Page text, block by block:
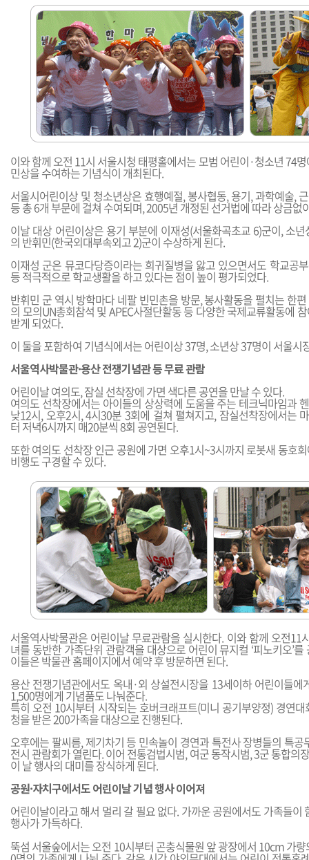
이와 함께 오전 11시 서울시청 태평홀에서는 모범 어린이·청소년 74
민상을 수여하는 기념식이 개최된다.
서울시어린이상 및 청소년상은 효행예절, 봉사협동, 용기, 과학예술,
등 총 6개 부문에 걸쳐 수여되며, 2005년 개정된 선거법에 따라 상금없
이날 대상 어린이상은 용기 부분에 이재성(서울화곡초교 6)군이, 소
의 반휘민(한국외대부속외고 2)군이 수상하게 된다.
이재성 군은 뮤코다당증이라는 희귀질병을 앓고 있으면서도 학교공
등 적극적으로 학교생활을 하고 있다는 점이 높이 평가되었다.
반휘민 군 역시 방학마다 네팔 빈민촌을 방문, 봉사활동을 펼치는 한
의 모의UN총회참석 및 APEC사절단활동 등 다양한 국제교류활동에
받게 되었다.
이 둘을 포함하여 기념식에서는 어린이상 37명, 소년상 37명이 서울시
서울역사박물관·용산 전쟁기념관 등 무료 관람
어린이날 여의도, 잠실 선착장에 가면 색다른 공연을 만날 수 있다.
여의도 선착장에서는 아이들의 상상력에 도움을 주는 테크닉마임과
낮12시, 오후2시, 4시30분 3회에 걸쳐 펼쳐지고, 잠실선착장에서는
터 저녁6시까지 매20분씩 8회 공연된다.
또한 여의도 선착장 인근 공원에 가면 오후1시~3시까지 로봇새 동호
비행도 구경할 수 있다.
서울역사박물관은 어린이날 무료관람을 실시한다. 이와 함께 오전11
녀를 동반한 가족단위 관람객을 대상으로 어린이 뮤지컬 ‘피노키오’
이들은 박물관 홈페이지에서 예약 후 방문하면 된다.
용산 전쟁기념관에서도 옥내·외 상설전시장을 13세이하 어린이들에
1,500명에게 기념품도 나눠준다.
특히 오전 10시부터 시작되는 호버크래프트(미니 공기부양정) 경연
청을 받은 200가족을 대상으로 진행된다.
오후에는 팔씨름, 제기차기 등 민속놀이 경연과 특전사 장병들의 특
전시 관람회가 열린다. 이어 전통검법시범, 여군 동작시범, 3군 통합의
이 날 행사의 대미를 장식하게 된다.
공원·자치구에서도 어린이날 기념 행사 이어져
어린이날이라고 해서 멀리 갈 필요 없다. 가까운 공원에서도 가족들이
행사가 가득하다.
뚝섬 서울숲에서는 오전 10시부터 곤충식물원 앞 광장에서 10cm 가